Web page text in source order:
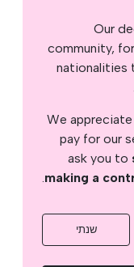
Our
community,
nationalities
We
pay for our
ask you to
making a
.
שנתי